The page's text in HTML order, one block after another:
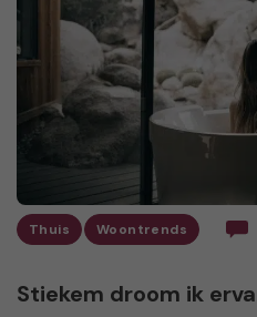
Thuis Woontrends
Stiekem droom ik